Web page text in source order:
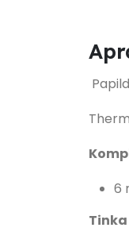
6